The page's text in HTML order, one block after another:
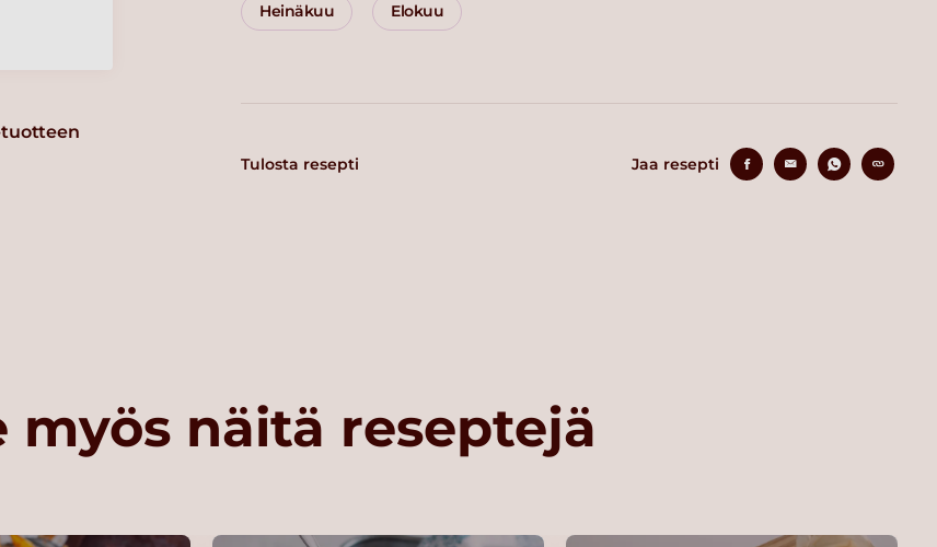
Heinäkuu Elokuu
Tulosta resepti Jaa resepti
myös näitä reseptejä